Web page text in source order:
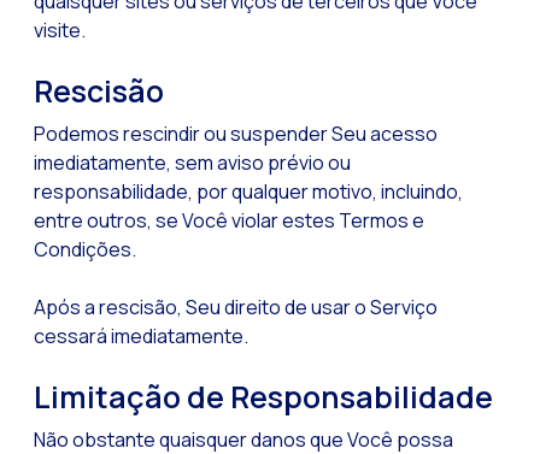
visite.
Rescisão
Podemos rescindir ou suspender Seu acesso
imediatamente, sem aviso prévio ou
responsabilidade, por qualquer motivo, incluindo,
entre outros, se Você violar estes Termos e
Condições.
Após a rescisão, Seu direito de usar o Serviço
cessará imediatamente.
Limitação de Responsabilidade
Não obstante quaisquer danos que Você possa